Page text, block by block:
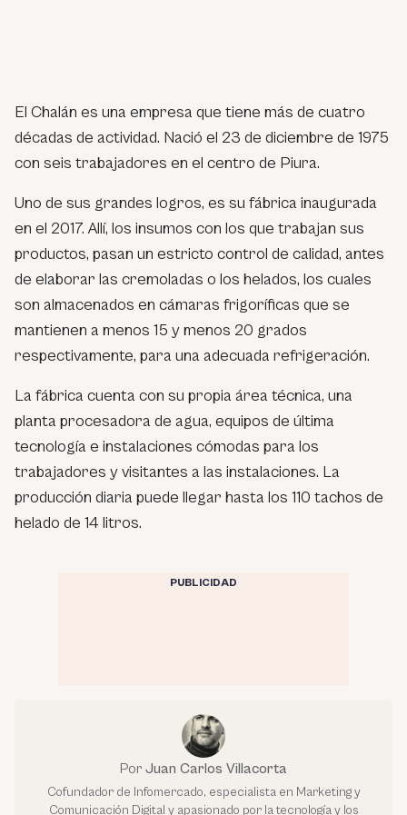
El Chalán es una empresa que tiene más de cuatro
décadas de actividad. Nació el 23 de diciembre de 1975
con seis trabajadores en el centro de Piura.
Uno de sus grandes logros, es su fábrica inaugurada
en el 2017. Allí, los insumos con los que trabajan sus
productos, pasan un estricto control de calidad, antes
de elaborar las cremoladas o los helados, los cuales
son almacenados en cámaras frigoríficas que se
mantienen a menos 15 y menos 20 grados
respectivamente, para una adecuada refrigeración.
La fábrica cuenta con su propia área técnica, una
planta procesadora de agua, equipos de última
tecnología e instalaciones cómodas para los
trabajadores y visitantes a las instalaciones. La
producción diaria puede llegar hasta los 110 tachos de
helado de 14 litros.
PUBLICIDAD
Por Juan Carlos Villacorta
Cofundador de Infomercado, especialista en Marketing y
Comunicación Digital y apasionado por la tecnología y los